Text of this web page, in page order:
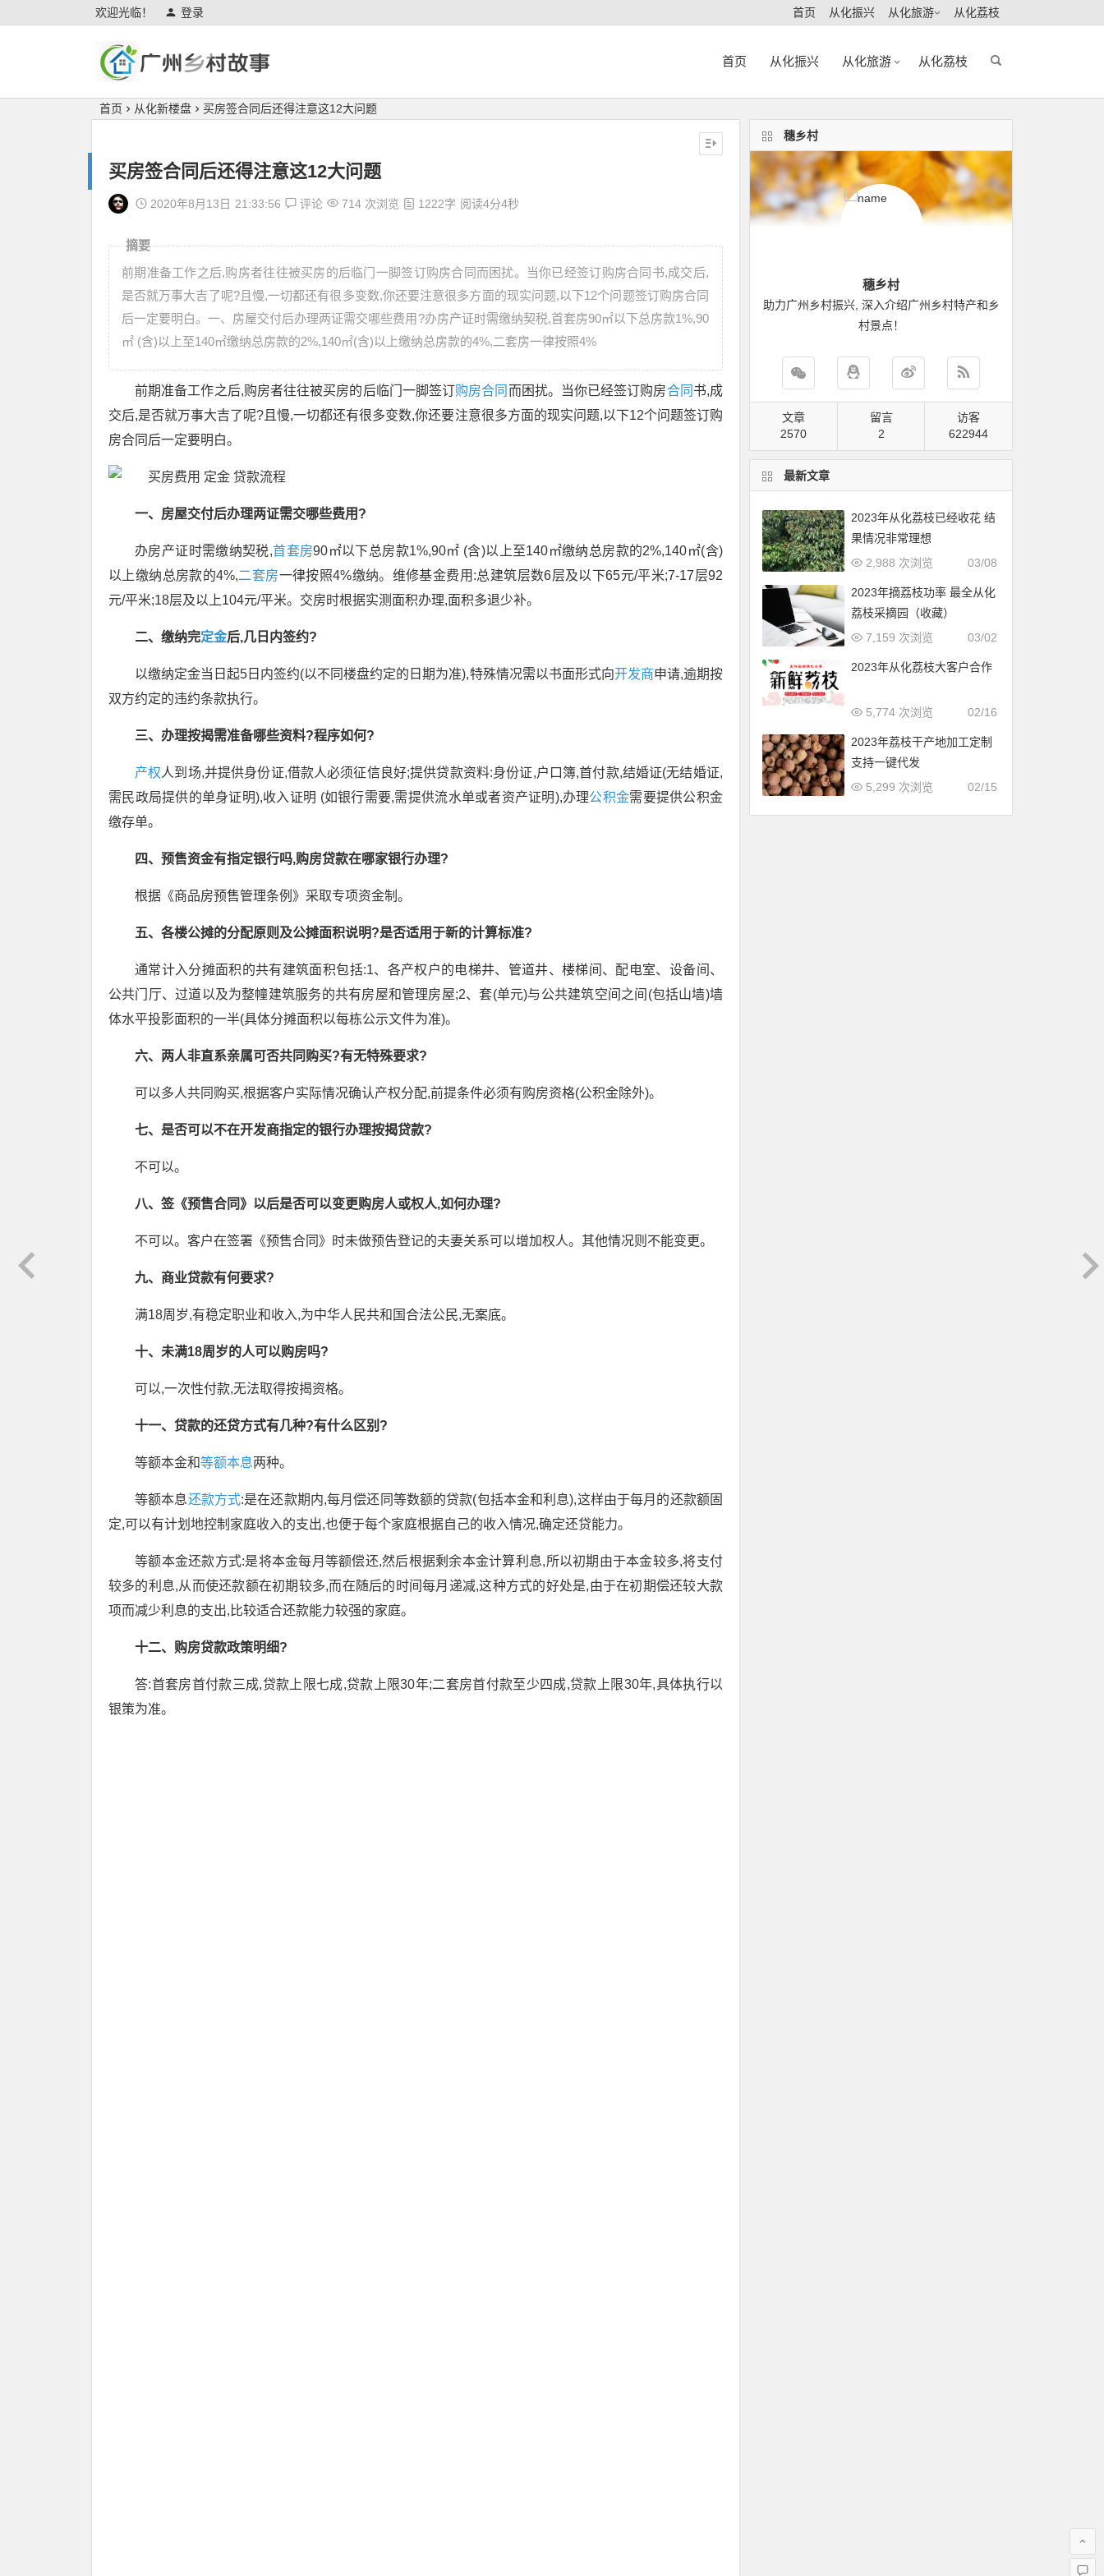
欢迎光临！ 登录 首页 从化振兴 从化旅游 从化荔枝
广州乡村故事
首页 从化振兴 从化旅游 从化荔枝
首页 从化新楼盘 买房签合同后还得注意这12大问题
买房签合同后还得注意这12大问题
2020年8月13日 21:33:56 评论 714 次浏览 1222字 阅读4分4秒
摘要
前期准备工作之后,购房者往往被买房的后临门一脚签订购房合同而困扰。当你已经签订购房合同书,成交后,
是否就万事大吉了呢?且慢,一切都还有很多变数,你还要注意很多方面的现实问题,以下12个问题签订购房合同
后一定要明白。一、房屋交付后办理两证需交哪些费用?办房产证时需缴纳契税,首套房90㎡以下总房款1%,90
㎡ (含)以上至140㎡缴纳总房款的2%,140㎡(含)以上缴纳总房款的4%,二套房一律按照4%
前期准备工作之后,购房者往往被买房的后临门一脚签订购房合同 而困扰。当你已经签订购房合同 书,成
交后,是否就万事大吉了呢?且慢,一切都还有很多变数,你还要注意很多方面的现实问题,以下12个问题签订购
房合同后一定要明白。
一、房屋交付后办理两证需交哪些费用?
办房产证时需缴纳契税,首套房90㎡以下总房款1%,90㎡ (含)以上至140㎡缴纳总房款的2%,140㎡(含)
以上缴纳总房款的4%,二套房一律按照4%缴纳。维修基金费用:总建筑层数6层及以下65元/平米;7-17层92
元/平米;18层及以上104元/平米。交房时根据实测面积办理,面积多退少补。
二、缴纳完定金后,几日内签约?
以缴纳定金当日起5日内签约(以不同楼盘约定的日期为准),特殊情况需以书面形式向开发商申请,逾期按
双方约定的违约条款执行。
三、办理按揭需准备哪些资料?程序如何?
产权人到场,并提供身份证,借款人必须征信良好;提供贷款资料:身份证,户口簿,首付款,结婚证(无结婚证,
需民政局提供的单身证明),收入证明 (如银行需要,需提供流水单或者资产证明),办理公积金需要提供公积金
缴存单。
四、预售资金有指定银行吗,购房贷款在哪家银行办理?
根据《商品房预售管理条例》采取专项资金制。
五、各楼公摊的分配原则及公摊面积说明?是否适用于新的计算标准?
通常计入分摊面积的共有建筑面积包括:1、各产权户的电梯井、管道井、楼梯间、配电室、设备间、
公共门厅、过道以及为整幢建筑服务的共有房屋和管理房屋;2、套(单元)与公共建筑空间之间(包括山墙)墙
体水平投影面积的一半(具体分摊面积以每栋公示文件为准)。
六、两人非直系亲属可否共同购买?有无特殊要求?
可以多人共同购买,根据客户实际情况确认产权分配,前提条件必须有购房资格(公积金除外)。
七、是否可以不在开发商指定的银行办理按揭贷款?
不可以。
八、签《预售合同》以后是否可以变更购房人或权人,如何办理?
不可以。客户在签署《预售合同》时未做预告登记的夫妻关系可以增加权人。其他情况则不能变更。
九、商业贷款有何要求?
满18周岁,有稳定职业和收入,为中华人民共和国合法公民,无案底。
十、未满18周岁的人可以购房吗?
可以,一次性付款,无法取得按揭资格。
十一、贷款的还贷方式有几种?有什么区别?
等额本金和等额本息两种。
等额本息还款方式:是在还款期内,每月偿还同等数额的贷款(包括本金和利息),这样由于每月的还款额固
定,可以有计划地控制家庭收入的支出,也便于每个家庭根据自己的收入情况,确定还贷能力。
等额本金还款方式:是将本金每月等额偿还,然后根据剩余本金计算利息,所以初期由于本金较多,将支付
较多的利息,从而使还款额在初期较多,而在随后的时间每月递减,这种方式的好处是,由于在初期偿还较大款
项而减少利息的支出,比较适合还款能力较强的家庭。
十二、购房贷款政策明细?
答:首套房首付款三成,贷款上限七成,贷款上限30年;二套房首付款至少四成,贷款上限30年,具体执行以
银策为准。
穗乡村
穗乡村
助力广州乡村振兴, 深入介绍广州乡村特产和乡
村景点！
文章
2570
留言
2
访客
823176
最新文章
2023年从化荔枝已经收花 结
果情况非常理想
03/08
2,988 次浏览
2023年摘荔枝功率 最全从化
荔枝采摘园（收藏）
03/02
7,159 次浏览
2023年从化荔枝大客户合作
02/16
5,774 次浏览
2023年荔枝干产地加工定制
支持一键代发
02/15
5,299 次浏览